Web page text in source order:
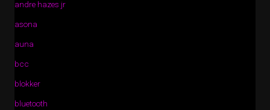
andre hazes jr
asona
auna
bcc
blokker
bluetooth